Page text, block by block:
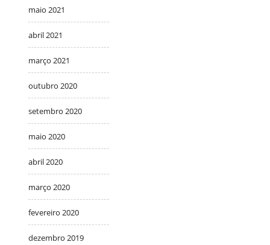
maio 2021
abril 2021
março 2021
outubro 2020
setembro 2020
maio 2020
abril 2020
março 2020
fevereiro 2020
dezembro 2019